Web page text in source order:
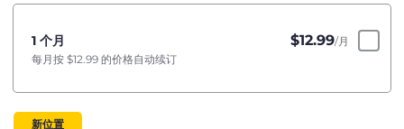
1 个月 $12.99/月
每月按 $12.99 的价格自动续订
新位置